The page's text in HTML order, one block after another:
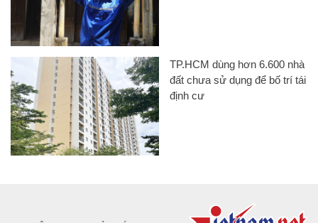
TP.HCM dùng hơn 6.600 nhà
đất chưa sử dụng để bố trí tái
định cư